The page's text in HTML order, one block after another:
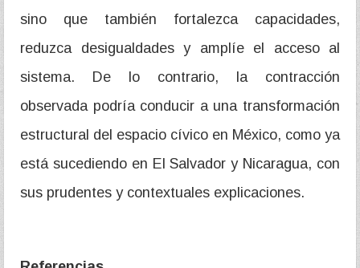
sino que también fortalezca capacidades,
reduzca desigualdades y amplíe el acceso al
sistema. De lo contrario, la contracción
observada podría conducir a una transformación
estructural del espacio cívico en México, como ya
está sucediendo en El Salvador y Nicaragua, con
sus prudentes y contextuales explicaciones.